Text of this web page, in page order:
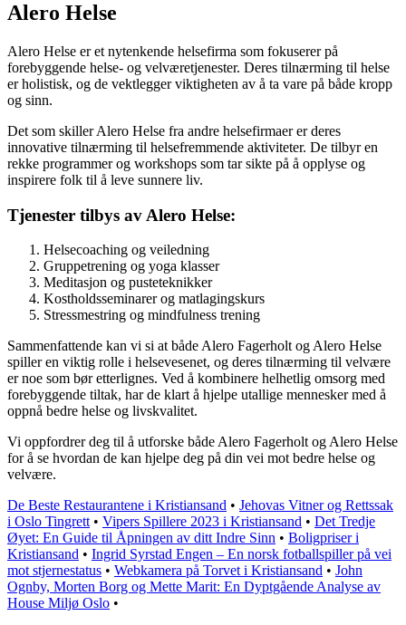
Alero Helse
Alero Helse er et nytenkende helsefirma som fokuserer på
forebyggende helse- og velværetjenester. Deres tilnærming til helse
er holistisk, og de vektlegger viktigheten av å ta vare på både kropp
og sinn.
Det som skiller Alero Helse fra andre helsefirmaer er deres
innovative tilnærming til helsefremmende aktiviteter. De tilbyr en
rekke programmer og workshops som tar sikte på å opplyse og
inspirere folk til å leve sunnere liv.
Tjenester tilbys av Alero Helse:
Helsecoaching og veiledning
Gruppetrening og yoga klasser
Meditasjon og pusteteknikker
Kostholdsseminarer og matlagingskurs
Stressmestring og mindfulness trening
Sammenfattende kan vi si at både Alero Fagerholt og Alero Helse
spiller en viktig rolle i helsevesenet, og deres tilnærming til velvære
er noe som bør etterlignes. Ved å kombinere helhetlig omsorg med
forebyggende tiltak, har de klart å hjelpe utallige mennesker med å
oppnå bedre helse og livskvalitet.
Vi oppfordrer deg til å utforske både Alero Fagerholt og Alero Helse
for å se hvordan de kan hjelpe deg på din vei mot bedre helse og
velvære.
De Beste Restaurantene i Kristiansand • Jehovas Vitner og Rettssak
i Oslo Tingrett • Vipers Spillere 2023 i Kristiansand • Det Tredje
Øyet: En Guide til Åpningen av ditt Indre Sinn • Boligpriser i
Kristiansand • Ingrid Syrstad Engen – En norsk fotballspiller på vei
mot stjernestatus • Webkamera på Torvet i Kristiansand • John
Ognby, Morten Borg og Mette Marit: En Dyptgående Analyse av
House Miljø Oslo •